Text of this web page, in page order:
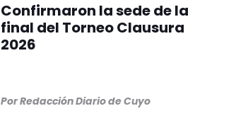
Confirmaron la sede de la
final del Torneo Clausura
2026
PorRedacción Diario de Cuyo